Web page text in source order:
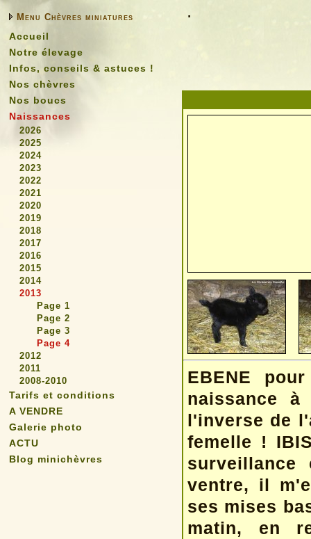
Menu Chèvres miniatures
Accueil
Notre élevage
Infos, conseils & astuces !
Nos chèvres
Nos boucs
Naissances
2026
2025
2024
2023
2022
2021
2020
2019
2018
2017
2016
2015
2014
2013
Page 1
Page 2
Page 3
Page 4
2012
2011
2008-2010
Tarifs et conditions
A VENDRE
Galerie photo
ACTU
Blog minichèvres
.
EBENE
naissance
l'inverse de
femelle !
ventre, il
ses mises
matin, en